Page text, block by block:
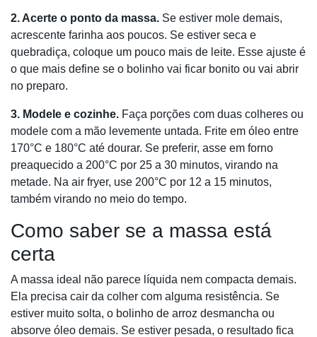
2. Acerte o ponto da massa. Se estiver mole demais,
acrescente farinha aos poucos. Se estiver seca e
quebradiça, coloque um pouco mais de leite. Esse ajuste é
o que mais define se o bolinho vai ficar bonito ou vai abrir
no preparo.
3. Modele e cozinhe. Faça porções com duas colheres ou
modele com a mão levemente untada. Frite em óleo entre
170°C e 180°C até dourar. Se preferir, asse em forno
preaquecido a 200°C por 25 a 30 minutos, virando na
metade. Na air fryer, use 200°C por 12 a 15 minutos,
também virando no meio do tempo.
Como saber se a massa está
certa
A massa ideal não parece líquida nem compacta demais.
Ela precisa cair da colher com alguma resistência. Se
estiver muito solta, o bolinho de arroz desmancha ou
absorve óleo demais. Se estiver pesada, o resultado fica